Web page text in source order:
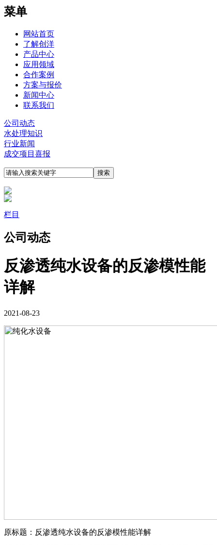
菜单
网站首页
了解创洋
产品中心
应用领域
合作案例
方案与报价
新闻中心
联系我们
公司动态
水处理知识
行业新闻
成交项目喜报
栏目
公司动态
反渗透纯水设备的反渗模性能
详解
2021-08-23
原标题：反渗透纯水设备的反渗模性能详解